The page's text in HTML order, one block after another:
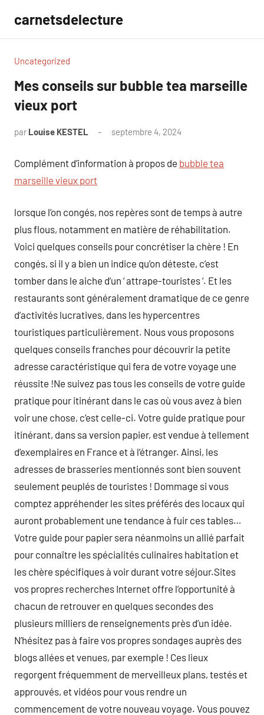
contenu
carnetsdelecture
Uncategorized
Mes conseils sur bubble tea marseille
vieux port
par Louise KESTEL septembre 4, 2024
Complément d’information à propos de bubble tea
marseille vieux port
lorsque l’on congés, nos repères sont de temps à autre
plus flous, notamment en matière de réhabilitation.
Voici quelques conseils pour concrétiser la chère ! En
congés, si il y a bien un indice qu’on déteste, c’est
tomber dans le aiche d’un ‘ attrape-touristes ‘. Et les
restaurants sont généralement dramatique de ce genre
d’activités lucratives, dans les hypercentres
touristiques particulièrement. Nous vous proposons
quelques conseils franches pour découvrir la petite
adresse caractéristique qui fera de votre voyage une
réussite !Ne suivez pas tous les conseils de votre guide
pratique pour itinérant dans le cas où vous avez à bien
voir une chose, c’est celle-ci. Votre guide pratique pour
itinérant, dans sa version papier, est vendue à tellement
d’exemplaires en France et à l’étranger. Ainsi, les
adresses de brasseries mentionnés sont bien souvent
seulement peuplés de touristes ! Dommage si vous
comptez appréhender les sites préférés des locaux qui
auront probablement une tendance à fuir ces tables…
Votre guide pour papier sera néanmoins un allié parfait
pour connaître les spécialités culinaires habitation et
les chère spécifiques à voir durant votre séjour.Sites
vos propres recherches Internet offre l’opportunité à
chacun de retrouver en quelques secondes des
plusieurs milliers de renseignements près d’un idée.
N’hésitez pas à faire vos propres sondages auprès des
blogs allées et venues, par exemple ! Ces lieux
regorgent fréquemment de merveilleux plans, testés et
approuvés, et vidéos pour vous rendre un
commencement de votre nouveau voyage. Vous pouvez